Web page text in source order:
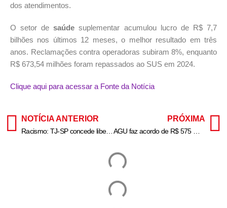
dos atendimentos.
O setor desaúde suplementar acumulou lucro de R$ 7,7
bilhões nos últimos 12 meses, o melhor resultado em três
anos. Reclamações contra operadoras subiram 8%, enquanto
R$ 673,54 milhões foram repassados ao SUS em 2024.
Clique aqui para acessar a Fonte da Notícia
NOTÍCIA ANTERIOR
Racismo: TJ-SP concede liberdade provisória a atletas do River Plate
PRÓXIMA
AGU faz acordo de R$ 575 mi para pagamento de dívidas de FGTS da Varig